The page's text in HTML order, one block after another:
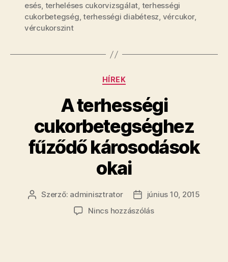
esés, terheléses cukorvizsgálat, terhességi
cukorbetegség,terhességi diabétesz, vércukor,
vércukorszint
Kategóriák
HÍREK
A terhességi
cukorbetegséghez
fűződő károsodások
okai
Bejegyzés
Szerző: adminisztrator
Bejegyzés
dátuma
június 10, 2015
Nincs hozzászólása(z)